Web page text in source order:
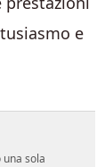
e
sola